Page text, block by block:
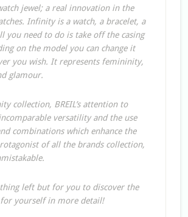
jewel; a real innovation in the
Infinity is a watch, a bracelet, a
you need to do is take off the casing
on the model you can change it
you wish. It represents femininity,
glamour.
collection, BREIL’s attention to
versatility and the use
combinations which enhance the
of all the brands collection,
left but for you to discover the
yourself in more detail!